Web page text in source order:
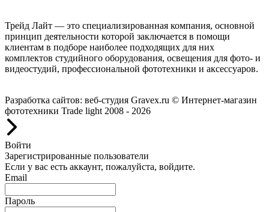
Трейд Лайт — это специализированная компания, основной
принцип деятельности которой заключается в помощи
клиентам в подборе наиболее подходящих для них
комплектов студийного оборудования, освещения для фото- и
видеостудий, профессиональной фототехники и аксессуаров.
Разработка сайтов: веб-студия Gravex.ru © Интернет-магазин
фототехники Trade light 2008 - 2026
Войти
Зарегистрированные пользователи
Если у вас есть аккаунт, пожалуйста, войдите.
Email
Пароль